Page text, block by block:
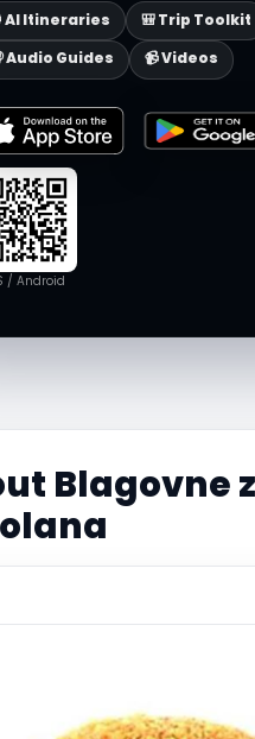
AI Itineraries 🎒 Trip Toolkit
Audio Guides
📹 Videos
/ Android
Blagovne